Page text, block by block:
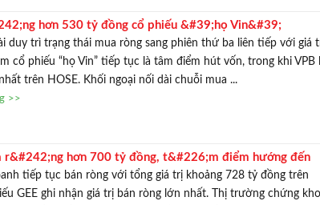
hơn 530 tỷ đồng cổ phiếu &#39;họ Vin&#39;
duy trì trạng thái mua ròng sang phiên thứ ba liên tiếp với giá
cổ phiếu “họ Vin” tiếp tục là tâm điểm hút vốn, trong khi VPB
trên HOSE. Khối ngoại nối dài chuỗi mua ...
>>
r&#242;ng hơn 700 tỷ đồng, t&#226;m điểm hướng đến
tiếp tục bán ròng với tổng giá trị khoảng 728 tỷ đồng trên
GEE ghi nhận giá trị bán ròng lớn nhất. Thị trường chứng